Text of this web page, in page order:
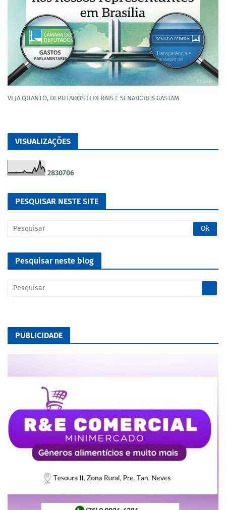
VEJA QUANTO, DEPUTADOS FEDERAIS E SENADORES GASTAM
VISUALIZAÇÕES
2830706
PESQUISAR NESTE SITE
Pesquisar neste blog
PUBLICIDADE